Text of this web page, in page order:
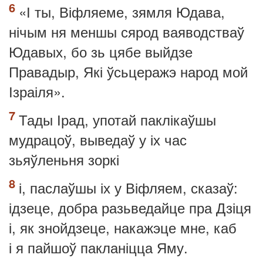
«І ты, Віфляеме, зямля Юдава,
нічым ня меншы сярод ваяводстваў
Юдавых, бо зь цябе выйдзе
Правадыр, Які ўсьцеражэ народ мой
Ізраіля».
Тады Ірад, употай паклікаўшы
мудрацоў, выведаў у іх час
зьяўленьня зоркі
і, паслаўшы іх у Віфляем, сказаў:
ідзеце, добра разьведайце пра Дзіця
і, як знойдзеце, накажэце мне, каб
і я пайшоў пакланіцца Яму.